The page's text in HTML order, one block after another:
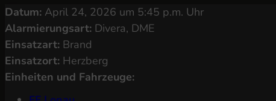
Datum: April 24, 2026 um 5:45 p.m. Uhr
Alarmierungsart: Divera, DME
Einsatzart: Brand
Einsatzort: Herzberg
Einheiten und Fahrzeuge: